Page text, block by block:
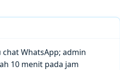
WhatsApp; admin
10 menit pada jam